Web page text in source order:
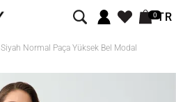
0TR
Siyah Normal Paça Yüksek Bel Modal